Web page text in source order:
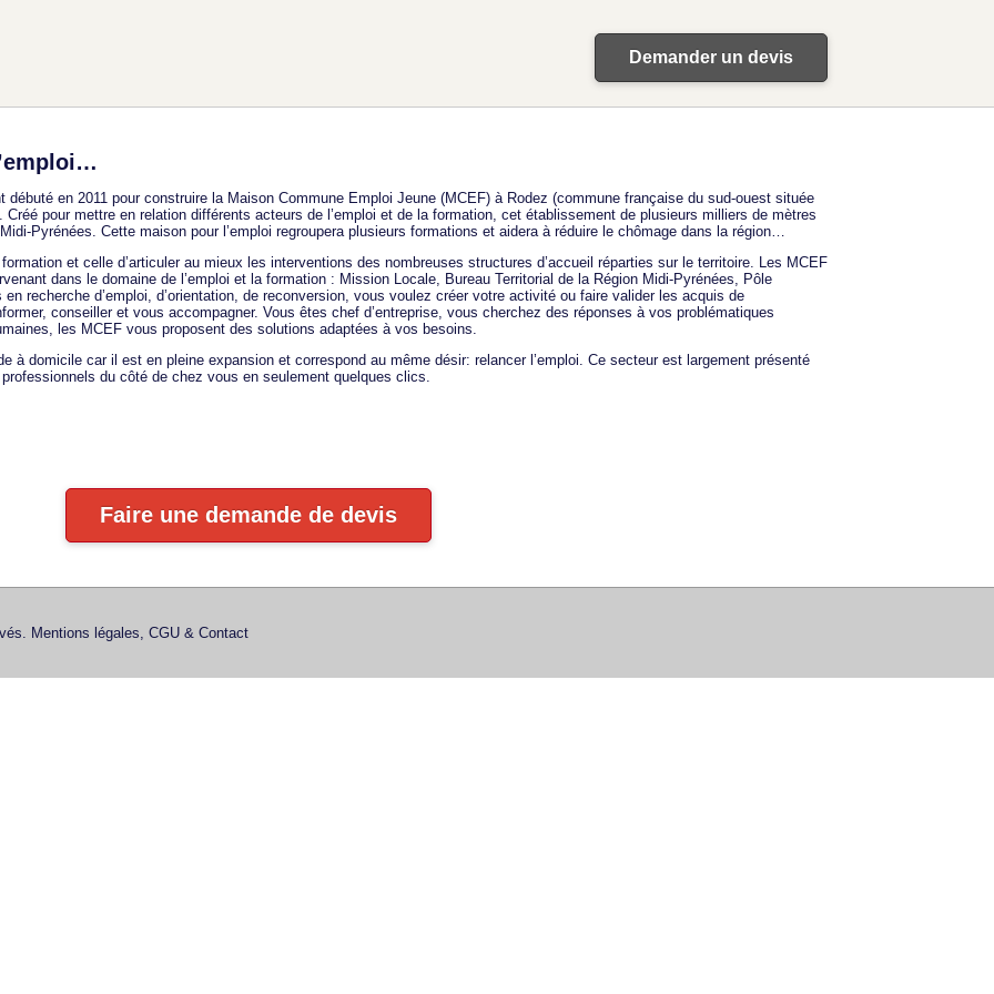
Demander un devis
débuté en 2011 pour construire la Maison Commune Emploi Jeune (MCEF) à Rodez (commune française du sud-ouest située
pour mettre en relation différents acteurs de l’emploi et de la formation, cet établissement de plusieurs milliers de mètres
Pyrénées. Cette maison pour l’emploi regroupera plusieurs formations et aidera à réduire le chômage dans la région…
et celle d’articuler au mieux les interventions des nombreuses structures d’accueil réparties sur le territoire. Les MCEF
dans le domaine de l’emploi et la formation : Mission Locale, Bureau Territorial de la Région Midi-Pyrénées, Pôle
recherche d’emploi, d’orientation, de reconversion, vous voulez créer votre activité ou faire valider les acquis de
conseiller et vous accompagner. Vous êtes chef d’entreprise, vous cherchez des réponses à vos problématiques
les MCEF vous proposent des solutions adaptées à vos besoins.
à domicile car il est en pleine expansion et correspond au même désir: relancer l’emploi. Ce secteur est largement présenté
du côté de chez vous en seulement quelques clics.
Faire une demande de devis
Mentions légales, CGU & Contact